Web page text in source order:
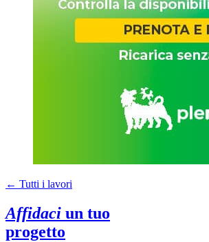
← Tutti i lavori
Affidaci un tuo
progetto